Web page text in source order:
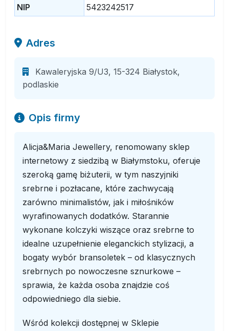
NIP 5423242517
Adres
Kawaleryjska 9/U3, 15-324 Białystok,
podlaskie
Opis firmy
Alicja&Maria Jewellery, renomowany sklep
internetowy z siedzibą w Białymstoku, oferuje
szeroką gamę biżuterii, w tym naszyjniki
srebrne i pozłacane, które zachwycają
zarówno minimalistów, jak i miłośników
wyrafinowanych dodatków. Starannie
wykonane kolczyki wiszące oraz srebrne to
idealne uzupełnienie eleganckich stylizacji, a
bogaty wybór bransoletek – od klasycznych
srebrnych po nowoczesne sznurkowe –
sprawia, że każda osoba znajdzie coś
odpowiedniego dla siebie.
Wśród kolekcji dostępnej w Sklepie